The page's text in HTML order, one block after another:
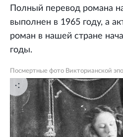
Полный перевод романа
выполнен в 1965 году, а
роман в нашей стране
годы.
Посмертные фото Викторианской